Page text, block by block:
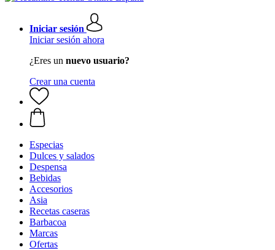
Iniciar sesión
Iniciar sesión ahora
¿Eres un nuevo usuario?
Crear una cuenta
Especias
Dulces y salados
Despensa
Bebidas
Accesorios
Asia
Recetas caseras
Barbacoa
Marcas
Ofertas